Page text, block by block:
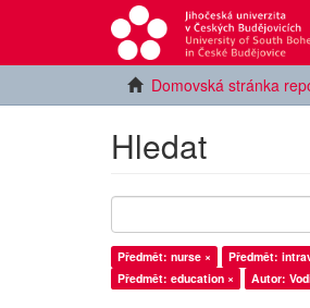
Domovská stránka
Hledat
Předmět: nurse × Předmět:
Předmět: education ×
Autor: